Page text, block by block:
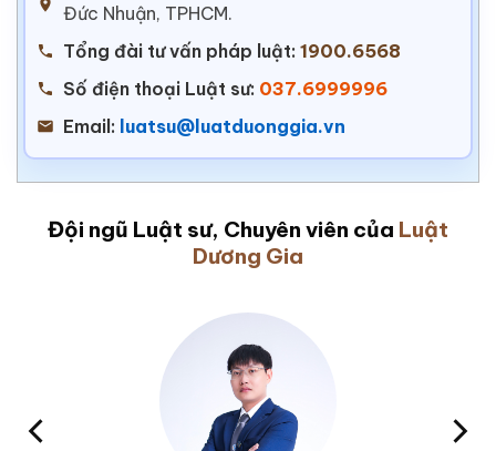
Đức Nhuận, TPHCM.
Tổng đài tư vấn pháp luật: 1900.6568
Số điện thoại Luật sư: 037.6999996
Email: luatsu@luatduonggia.vn
Đội ngũ Luật sư, Chuyên viên của Luật
Dương Gia